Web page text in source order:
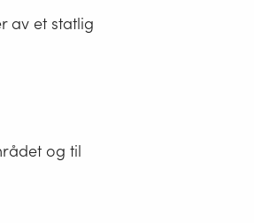
av et statlig
og til